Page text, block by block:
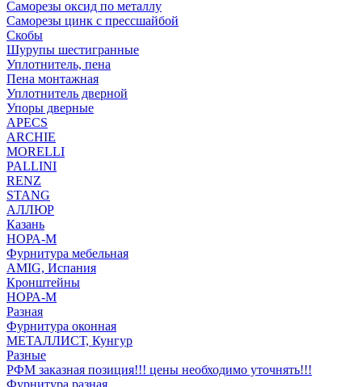
Саморезы оксид по металлу
Саморезы цинк с прессшайбой
Скобы
Шурупы шестигранные
Уплотнитель, пена
Пена монтажная
Уплотнитель дверной
Упоры дверные
APECS
ARCHIE
MORELLI
PALLINI
RENZ
STANG
АЛЛЮР
Казань
НОРА-М
Фурнитура мебельная
AMIG, Испания
Кронштейны
НОРА-М
Разная
Фурнитура оконная
МЕТАЛЛИСТ, Кунгур
Разные
РФМ заказная позиция!!! цены необходимо уточнять!!!
Фурнитура разная